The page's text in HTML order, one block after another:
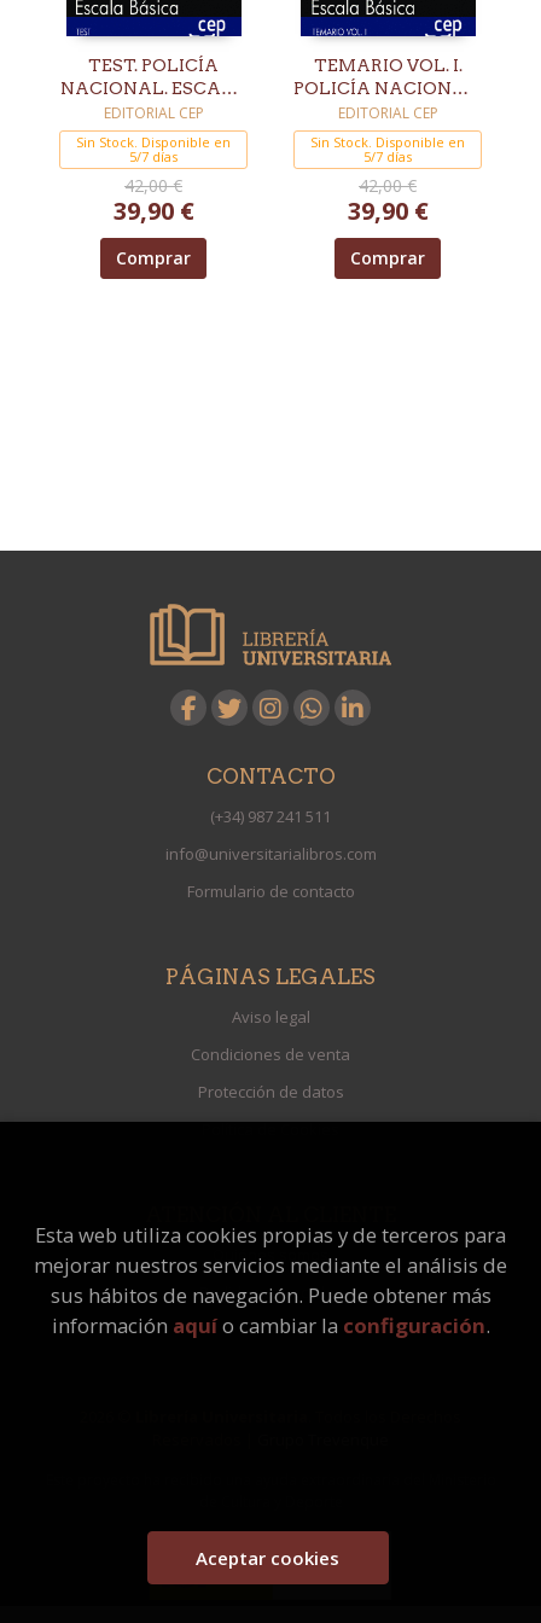
TEST. POLICÍA
NACIONAL. ESCALA
BÁSICA
EDITORIAL CEP
Sin Stock. Disponible en
5/7 días
42,00 €
39,90 €
Comprar
TEMARIO VOL. I.
POLICÍA NACIONAL.
ESCALA BÁSICA
EDITORIAL CEP
Sin Stock. Disponible en
5/7 días
42,00 €
39,90 €
Comprar
CONTACTO
(+34) 987 241 511
info@universitarialibros.com
Formulario de contacto
PÁGINAS LEGALES
Aviso legal
Condiciones de venta
Protección de datos
Política de Cookies
Quiénes somos
Pedidos especiales
Esta web utiliza cookies propias y de terceros para
mejorar nuestros servicios mediante el análisis de
sus hábitos de navegación. Puede obtener más
información aquío cambiar la configuración.
Aceptar cookies